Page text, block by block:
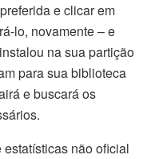
e clicar em
lo, novamente – e
na sua partição
para sua biblioteca
e buscará os
estatísticas não oficial